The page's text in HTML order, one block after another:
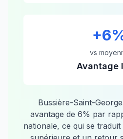
+6
vs
Avantage
Bussière-Saint-
avantage de 6% par
nationale, ce qui se